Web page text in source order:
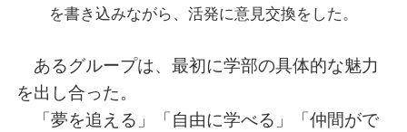
を書き込みながら、活発に意見交換をした。
あるグループは、最初に学部の具体的な魅力
を出し合った。
「夢を追える」「自由に学べる」「仲間がで